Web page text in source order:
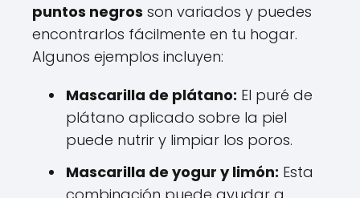
puntos negros son variados y puedes
encontrarlos fácilmente en tu hogar.
Algunos ejemplos incluyen:
Mascarilla de plátano: El puré de
plátano aplicado sobre la piel
puede nutrir y limpiar los poros.
Mascarilla de yogur y limón: Esta